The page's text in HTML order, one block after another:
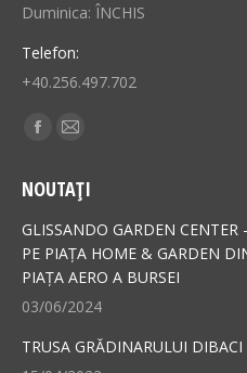
Duminica: ÎNCHIS
Telefon:
+40.256.497.702
Find us on:
Facebook
opens
in
new
window
Mail
opens
in
new
window
NOUTAȚI
GLISSANDO GARDEN
PE PIAȚA HOME & GARDEN
PIAȚA AERO A BURSEI
03/06/2024
TRUSA GRĂDINARULUI DIBACI